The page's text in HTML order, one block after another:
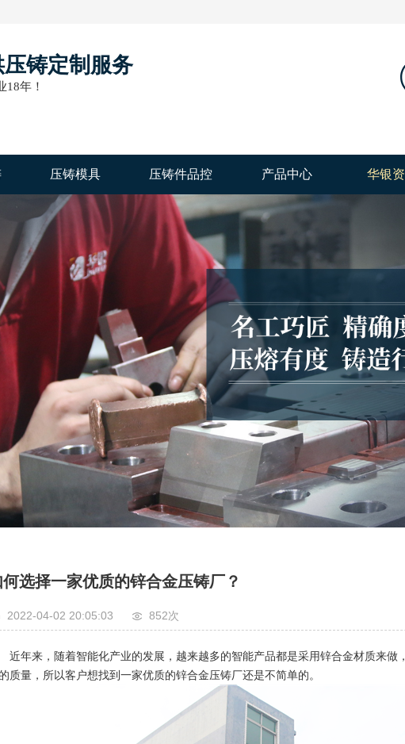
铸定制服务
18年！
压铸模具 压铸件品控 产品中心 华银
选择一家优质的锌合金压铸厂？
2022-04-02 20:05:03 852次
近年来，随着智能化产业的发展，越来越多的智能产品都是采用锌合金材质来
质量，所以客户想找到一家优质的锌合金压铸厂还是不简单的。